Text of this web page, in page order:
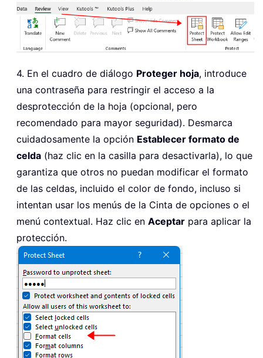
4. En el cuadro de diálogo Proteger hoja, introduce
una contraseña para restringir el acceso a la
desprotección de la hoja (opcional, pero
recomendado para mayor seguridad). Desmarca
cuidadosamente la opción Establecer formato de
celda (haz clic en la casilla para desactivarla), lo que
garantiza que otros no puedan modificar el formato
de las celdas, incluido el color de fondo, incluso si
intentan usar los menús de la Cinta de opciones o el
menú contextual. Haz clic en Aceptar para aplicar la
protección.